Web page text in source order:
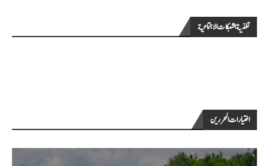
تغذية الشبكات الاجتماعية
اختيارات المحررين